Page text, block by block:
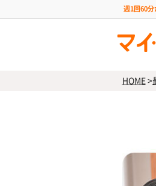
週1回60分
HOME>